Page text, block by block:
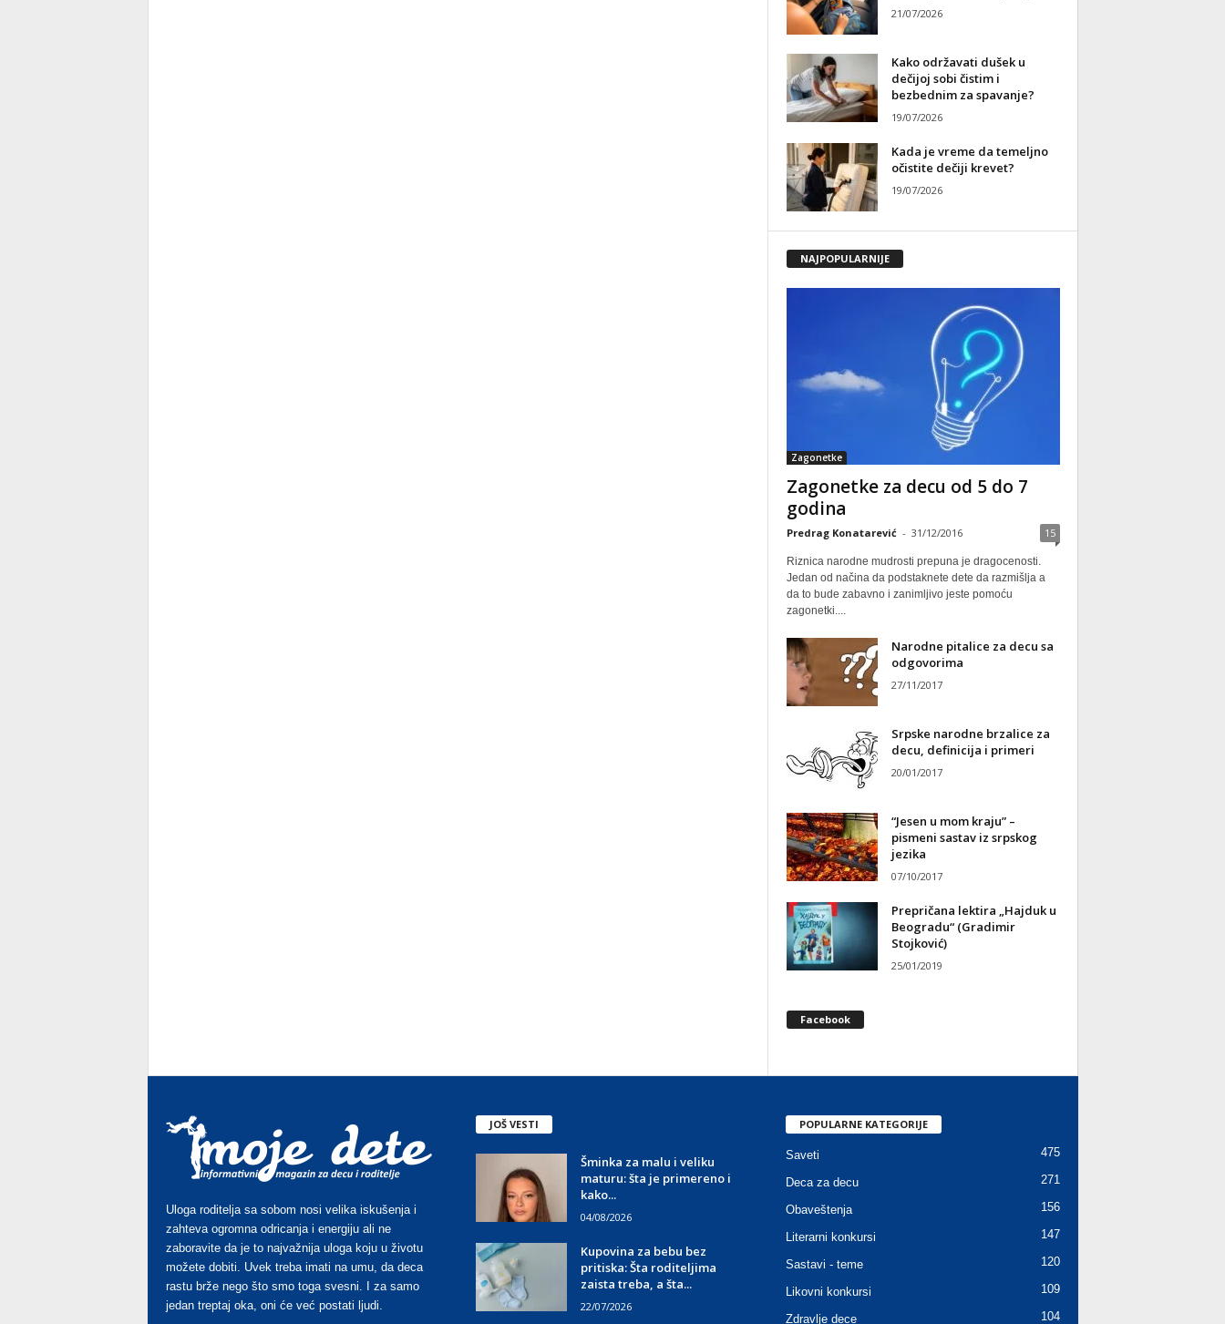
21/07/2026
Kako održavati dušek u
dečijoj sobi čistim i
bezbednim za spavanje?
19/07/2026
Kada je vreme da temeljno
očistite dečiji krevet?
19/07/2026
NAJPOPULARNIJE
Zagonetke
Zagonetke za decu od 5 do 7
godina
Predrag Konatarević - 31/12/2016 15
Riznica narodne mudrosti prepuna je dragocenosti.
Jedan od načina da podstaknete dete da razmišlja a
da to bude zabavno i zanimljivo jeste pomoću
zagonetki....
Narodne pitalice za decu sa
odgovorima
27/11/2017
Srpske narodne brzalice za
decu, definicija i primeri
20/01/2017
“Jesen u mom kraju” –
pismeni sastav iz srpskog
jezika
07/10/2017
Prepričana lektira „Hajduk u
Beogradu“ (Gradimir
Stojković)
25/01/2019
Facebook
Uloga roditelja sa sobom nosi velika iskušenja i
zahteva ogromna odricanja i energiju ali ne
zaboravite da je to najvažnija uloga koju u životu
možete dobiti. Uvek treba imati na umu, da deca
rastu brže nego što smo toga svesni. I za samo
jedan treptaj oka, oni će već postati ljudi.
JOŠ VESTI
Šminka za malu i veliku
maturu: šta je primereno i
kako...
04/08/2026
Kupovina za bebu bez
pritiska: Šta roditeljima
zaista treba, a šta...
22/07/2026
POPULARNE KATEGORIJE
Saveti 475
Deca za decu 271
Obaveštenja 156
Literarni konkursi 147
Sastavi - teme 120
Likovni konkursi 109
Zdravlje dece 104